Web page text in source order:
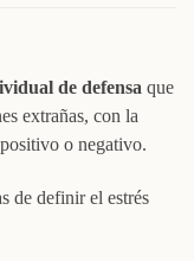
de defensa que
extrañas, con la
o negativo.
de definir el estrés